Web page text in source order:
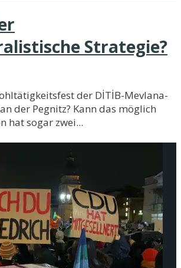
Strategie?
der DİTİB-Mevlana-
der Pegnitz? Kann das möglich
hat sogar zwei...